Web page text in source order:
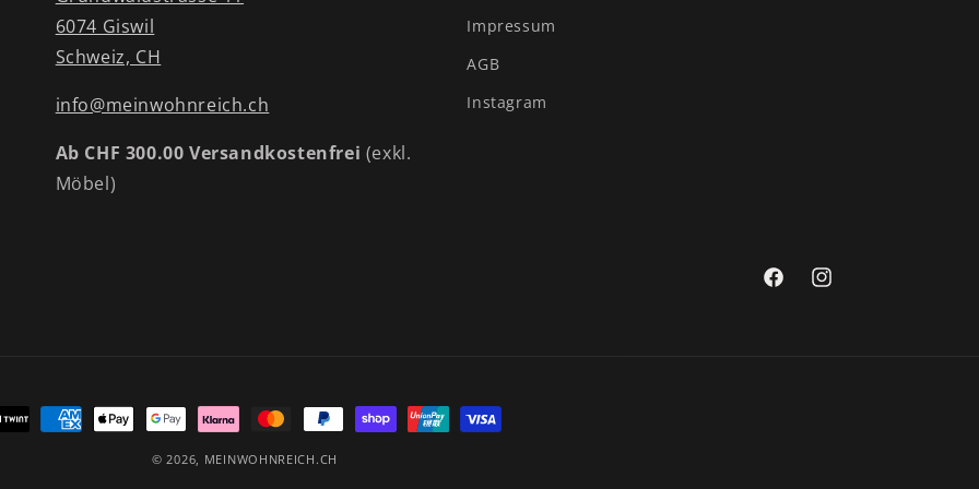
6074 Giswil
Schweiz, CH
info@meinwohnreich.ch
Ab CHF 300.00 Versandkostenfrei (exkl.
Möbel)
Impressum
AGB
Instagram
FacebookInstagram
© 2026, MEINWOHNREICH.CH